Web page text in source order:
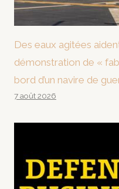
Des eaux agitées
démonstration de «
bord d’un navire de
7 août 2026